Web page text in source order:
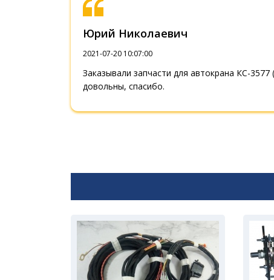
Юрий Николаевич
2021-07-20 10:07:00
Заказывали запчасти для автокрана КС-
довольны, спасибо.